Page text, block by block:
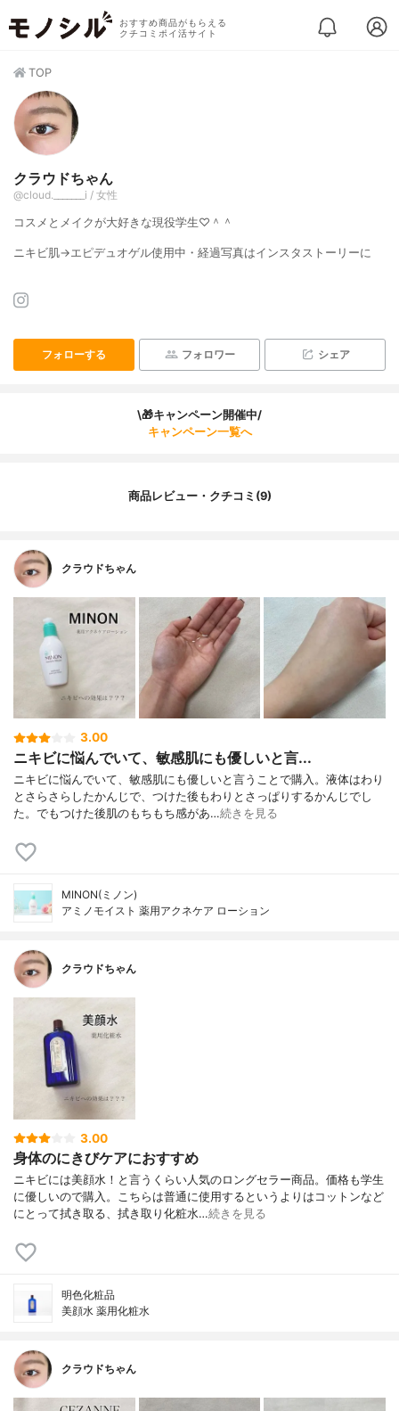
おすすめ商品がもらえる
クチコミポイ活サイト
TOP
クラウドちゃん
@cloud._______i / 女性
コスメとメイクが大好きな現役学生♡＾＾
ニキビ肌→エピデュオゲル使用中・経過写真はインスタストーリーに
フォローする フォロワー シェア
\🎁キャンペーン開催中/
キャンペーン一覧へ
商品レビュー・クチコミ(9)
クラウドちゃん
3.00
ニキビに悩んでいて、敏感肌にも優しいと言...
ニキビに悩んでいて、敏感肌にも優しいと言うことで購入。液体はわり
とさらさらしたかんじで、つけた後もわりとさっぱりするかんじでし
た。でもつけた後肌のもちもち感があ…続きを見る
MINON(ミノン)
アミノモイスト 薬用アクネケア ローション
クラウドちゃん
3.00
身体のにきびケアにおすすめ
ニキビには美顔水！と言うくらい人気のロングセラー商品。価格も学生
に優しいので購入。こちらは普通に使用するというよりはコットンなど
にとって拭き取る、拭き取り化粧水…続きを見る
明色化粧品
美顔水 薬用化粧水
クラウドちゃん